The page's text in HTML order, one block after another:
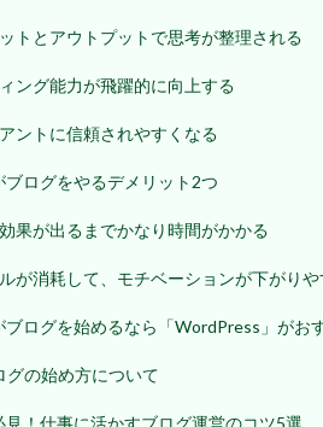
トとアウトプットで思考が整理される
ング能力が飛躍的に向上する
ントに信頼されやすくなる
ブログをやるデメリット2つ
果が出るまでかなり時間がかかる
が消耗して、モチベーションが下がり
ブログを始めるなら「WordPress」がお
の始め方について
見！仕事に活かすブログ運営のコツ5選